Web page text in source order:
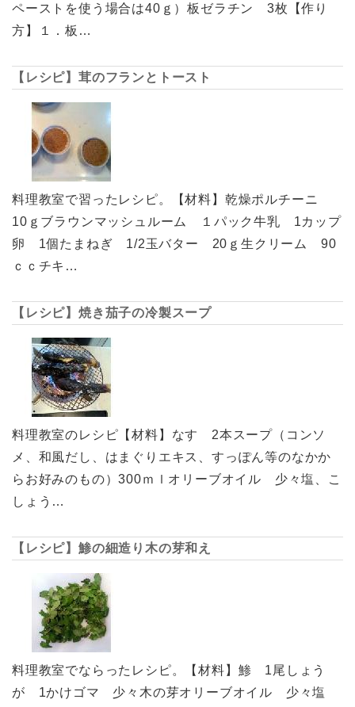
ペーストを使う場合は40ｇ）板ゼラチン 3枚【作り
方】１．板…
【レシピ】茸のフランとトースト
料理教室で習ったレシピ。【材料】乾燥ポルチーニ
10ｇブラウンマッシュルーム １パック牛乳 1カップ
卵 1個たまねぎ 1/2玉バター 20ｇ生クリーム 90
ｃｃチキ…
【レシピ】焼き茄子の冷製スープ
料理教室のレシピ【材料】なす 2本スープ（コンソ
メ、和風だし、はまぐりエキス、すっぽん等のなかか
らお好みのもの）300ｍｌオリーブオイル 少々塩、こ
しょう…
【レシピ】鯵の細造り木の芽和え
料理教室でならったレシピ。【材料】鯵 1尾しょう
が 1かけゴマ 少々木の芽オリーブオイル 少々塩